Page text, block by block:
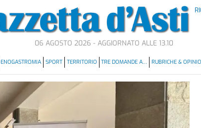
06 AGOSTO 2026 - AGGIORNATO ALLE 13.10
ENOGASTROMIA SPORT TERRITORIO TRE DOMANDE A… RUBRICHE &